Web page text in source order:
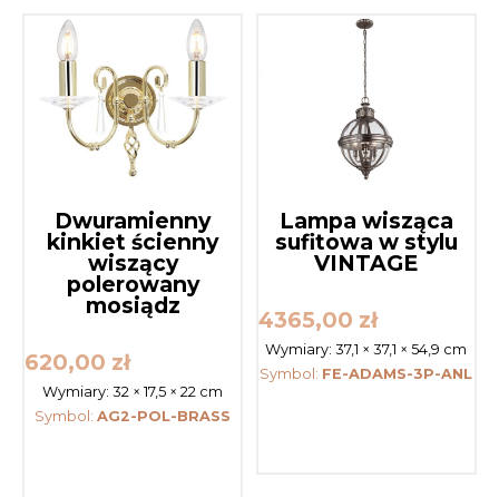
Dwuramienny
kinkiet ścienny
wiszący
polerowany
mosiądz
620,00 zł
Wymiary:32 × 17,5 × 22 cm
Symbol:AG2-POL-BRASS
Lampa wisząca
sufitowa w stylu
VINTAGE
4365,00 zł
Wymiary:37,1 × 37,1 × 54,9 cm
Symbol: FE-ADAMS-3P-ANL